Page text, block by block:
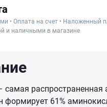
• Оплата на счет • Наложенный
и наличными в магазине
самая распространенная
61%